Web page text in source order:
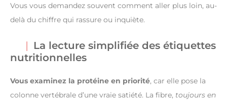
Vous vous demandez souvent comment aller plus loin, au-
delà du chiffre qui rassure ou inquiète.
La lecture simplifiée des étiquettes
nutritionnelles
Vous examinez la protéine en priorité, car elle pose la
colonne vertébrale d’une vraie satiété. La fibre, toujours en